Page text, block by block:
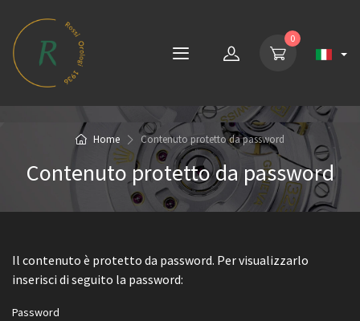
0
Home Contenuto protetto da password
Contenuto protetto da password
Il contenuto è protetto da password. Per visualizzarlo
inserisci di seguito la password:
Password